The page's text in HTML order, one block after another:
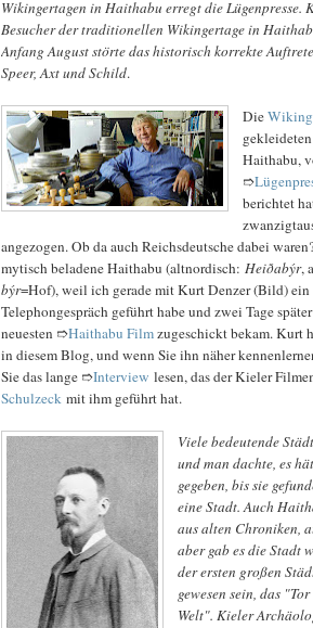
Wikingertagen in Haithabu erregt die Lügenpresse.
Besucher der traditionellen Wikingertage in
Anfang August störte das historisch korrekte
Speer, Axt und Schild.
Die
Haithabu,
➱
berichtet
angezogen. Ob da auch Reichsdeutsche dabei
mytisch beladene Haithabu (altnordisch: Heiðabýr,
býr=Hof), weil ich gerade mit Kurt Denzer (Bild) ein
Telephongespräch geführt habe und zwei Tage
neuesten ➱Haithabu Filmzugeschickt bekam. Kurt
in diesem Blog, und wenn Sie ihn näher
Sie das lange ➱Interview lesen, das der Kieler
Schulzeck mit ihm geführt hat.
Viele bedeutende
und man dachte, es
gegeben, bis sie
eine Stadt. Auch
aus alten Chroniken,
aber gab es die Stadt
der ersten großen
gewesen sein, das
Welt". Kieler